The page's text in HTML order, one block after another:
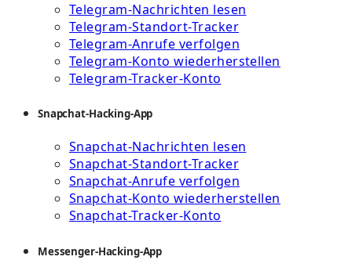
Telegram-Nachrichten lesen
Telegram-Standort-Tracker
Telegram-Anrufe verfolgen
Telegram-Konto wiederherstellen
Telegram-Tracker-Konto
Snapchat-Hacking-App
Snapchat-Nachrichten lesen
Snapchat-Standort-Tracker
Snapchat-Anrufe verfolgen
Snapchat-Konto wiederherstellen
Snapchat-Tracker-Konto
Messenger-Hacking-App